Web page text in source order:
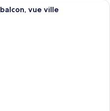
Une chambre d’hôtel avec un lit,
vue ville